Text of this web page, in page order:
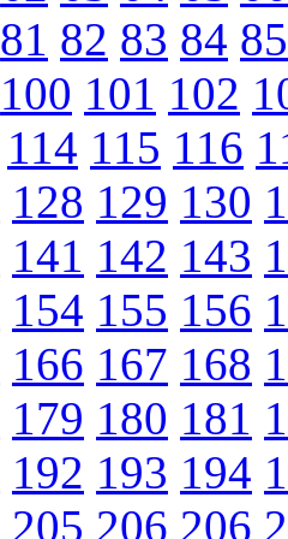
81 82 83 84 85
100 101 102
114 115 116
128 129 130
141 142 143
154 155 156
166 167 168
179 180 181
192 193 194
205 206 206